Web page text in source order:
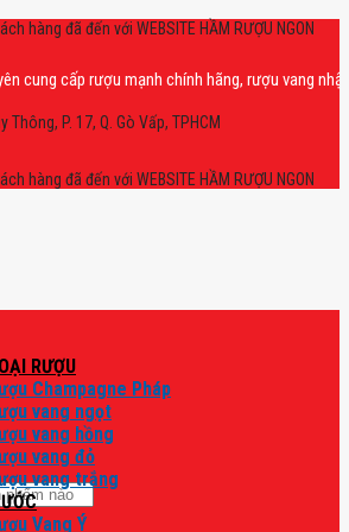
hàng đã đến với WEBSITE HẦM RƯỢU NGON
cấp rượu mạnh chính hãng, rượu vang nhập
Thông, P. 17, Q. Gò Vấp, TPHCM
hàng đã đến với WEBSITE HẦM RƯỢU NGON
RƯỢU
Champagne Pháp
vang ngọt
vang hồng
vang đỏ
vang trắng
Vang Ý